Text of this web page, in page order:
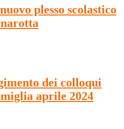
plesso scolastico
dei colloqui
aprile 2024